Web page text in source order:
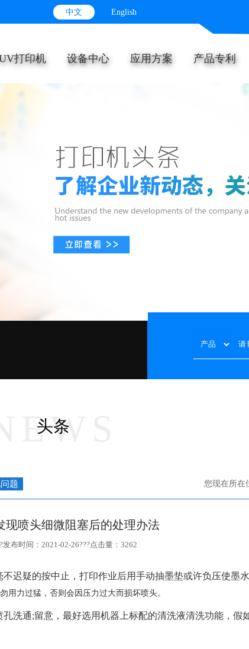
中文 English
打印机 设备中心 应用方案 产品专利
NEWS
头条
题 您现在所在
现喷头细微阻塞后的处理办法
发布时间：2021-02-26???点击量：3262
迟疑的按中止，打印作业后用手动抽墨垫或许负压使墨
用力过猛，否则会因压力过大而损坏喷头。
洗通;留意，最好选用机器上标配的清洗液清洗功能，假